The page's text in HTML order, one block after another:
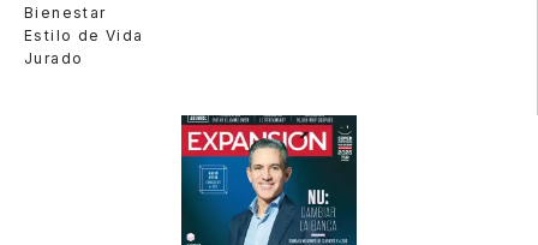
Bienestar
Estilo de Vida
Jurado